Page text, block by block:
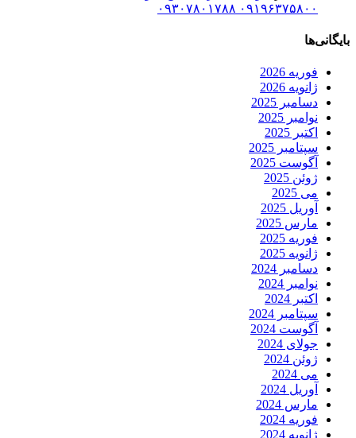
۰۹۱۹۶۳۷۵۸۰۰ ۰۹۳۰۷۸۰۱۷۸۸
بایگانی‌ها
فوریه 2026
ژانویه 2026
دسامبر 2025
نوامبر 2025
اکتبر 2025
سپتامبر 2025
آگوست 2025
ژوئن 2025
می 2025
آوریل 2025
مارس 2025
فوریه 2025
ژانویه 2025
دسامبر 2024
نوامبر 2024
اکتبر 2024
سپتامبر 2024
آگوست 2024
جولای 2024
ژوئن 2024
می 2024
آوریل 2024
مارس 2024
فوریه 2024
ژانویه 2024